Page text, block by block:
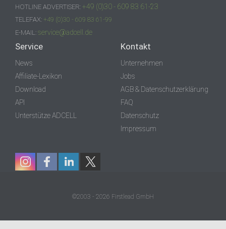
HOTLINE ADVERTISER: +49 (0)30 - 609 83 61-23
TELEFAX: +49 (0)30 - 609 83 61-99
E-MAIL: service@adcell.de
Service
News
Affiliate-Lexikon
Download
API
Unterstütze ADCELL
Kontakt
Unternehmen
Jobs
AGB & Datenschutzerklärung
FAQ
Datenschutz
Impressum
©2003 - 2026 Firstlead GmbH